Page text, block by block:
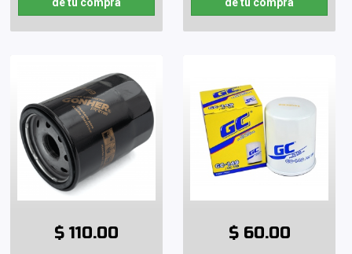
de tu compra
de tu compra
$ 110.00 $ 60.00